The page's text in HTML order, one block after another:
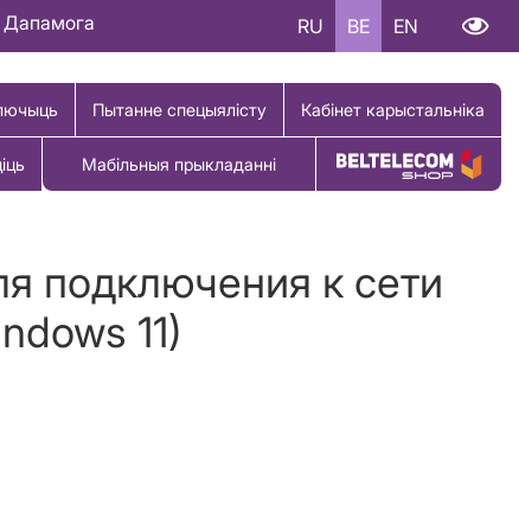
Дапамога RU BE EN
Пытанне спецыялісту Кабінет карыстальніка
Мабільныя прыкладанні Купіць тавар
подключения к сети
11)